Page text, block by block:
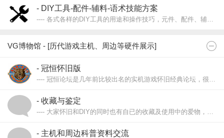
- DIY工具-配件-辅料-语术技能方案
---- 各式各样的DIY工具的用途和操作技巧，元件、配件、辅料术语和应用，操作经验及方案分享。也许业余，但是认真！
VG博物馆 - [历代游戏主机、周边等硬件展示]
- 冠恒怀旧版
---- 冠恒论坛是几年前比较出名的实机游戏怀旧经典论坛，很多丰富经典的游戏图文资料和收藏展示，按现来看就像博物馆一样，希望这些资料能够一直保留下去，分享给广大爱好者们。
- 收藏与鉴定
---- 大家怀旧和DIY的同时也有自已的收藏及使用中的爱物，或贵或贱或多或少，只要自已喜欢都是自已心目中的宝贝。
- 主机和周边科普资料交流